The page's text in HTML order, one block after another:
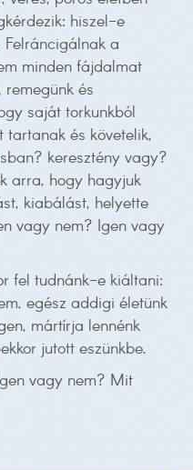
hiszel-e
Felráncigálnak a
minden fájdalmat
és
saját torkunkból
tartanak és követelik,
keresztény vagy?
arra, hogy hagyjuk
kiabálást, helyette
vagy nem? Igen vagy
fel tudnánk-e kiáltani:
egész addigi életünk
mártírja lennénk
jutott eszünkbe.
vagy nem? Mit